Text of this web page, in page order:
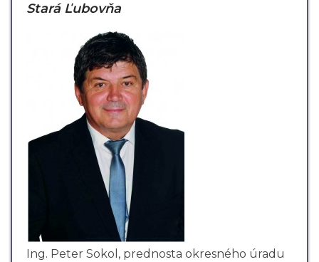
Stará Ľubovňa
Ing. Peter Sokol, prednosta okresného úradu